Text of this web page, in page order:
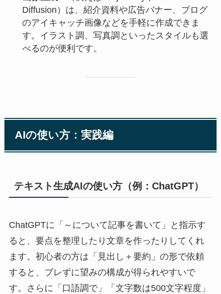
Diffusion）は、紹介資料や広告バナー、ブログ
のアイキャッチ画像などを手軽に作成できま
す。イラスト調、写真調といったスタイルも選
べるのが便利です。
AIの使い方：実践編
テキスト生成AIの使い方（例：ChatGPT）
ChatGPTに「～について記事を書いて」と指示す
ると、要点を整理したり文章を作ったりしてくれ
ます。初心者の方は「見出し＋要約」の形で依頼
すると、ブレずに望みの構成が得られやすいで
す。さらに「口語調で」「文字数は500文字程度」